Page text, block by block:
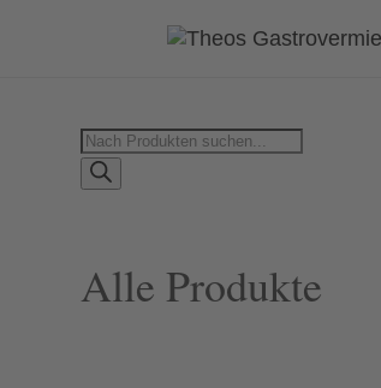
Products
search
Alle Produkte